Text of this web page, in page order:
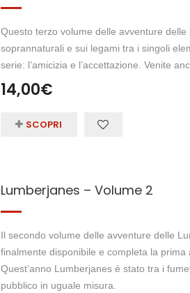
Questo terzo volume delle avventure
soprannaturali e sui legami tra i singoli
serie: l’amicizia e l’accettazione. Venite
14,00€
SCOPRI
Lumberjanes – Volume 2
Il secondo volume delle avventure delle
finalmente disponibile e completa la prima
Quest’anno Lumberjanes è stato tra i
pubblico in uguale misura.